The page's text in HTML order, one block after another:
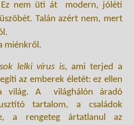
Ez nem üti át modern, jóléti
Talán azért nem, mert
miénkről.
lelki vírus is, ami terjed a
az emberek életét: ez ellen
világ. A világhálón áradó
tartalom, a családok
a rengeteg ártatlanul az